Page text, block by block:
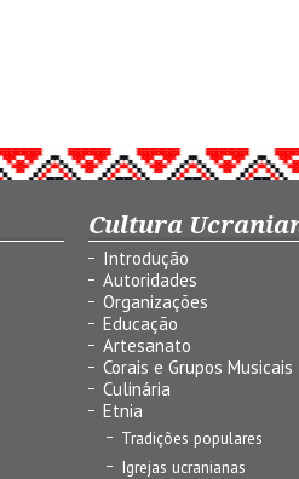
Cultura
Introdução
Autoridades
Organizações
Educação
Artesanato
Corais e Grupos Musicais
Culinária
Etnia
Tradições populares
Igrejas ucranianas